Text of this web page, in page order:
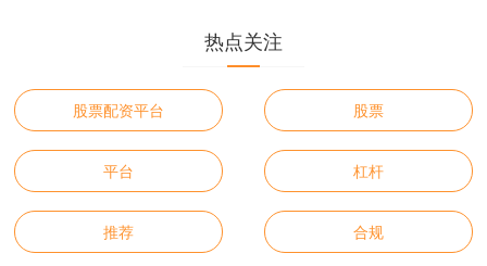
热点关注
股票配资平台 股票
平台 杠杆
推荐 合规